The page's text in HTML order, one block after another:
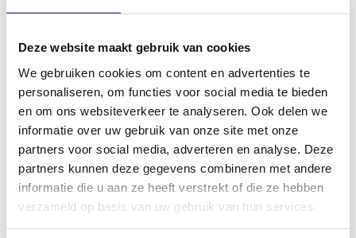
Deze website maakt gebruik van cookies
We gebruiken cookies om content en advertenties te
personaliseren, om functies voor social media te bieden
en om ons websiteverkeer te analyseren. Ook delen we
informatie over uw gebruik van onze site met onze
partners voor social media, adverteren en analyse. Deze
partners kunnen deze gegevens combineren met andere
informatie die u aan ze heeft verstrekt of die ze hebben
verzameld op basis van uw gebruik van hun services.
contactformulier in en wij nemen contact met je op om de
mail bereiken. Naast crosstrainers kun je bij ons ook een
loopband hurenof andere professionele cardio-apparatuur voor
jouw fitnessruimte.
Stuur een e-mail
Bel direct